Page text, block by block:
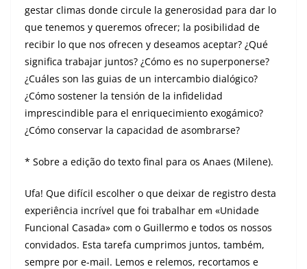
gestar climas donde circule la generosidad para dar lo
que tenemos y queremos ofrecer; la posibilidad de
recibir lo que nos ofrecen y deseamos aceptar? ¿Qué
significa trabajar juntos? ¿Cómo es no superponerse?
¿Cuáles son las guias de un intercambio dialógico?
¿Cómo sostener la tensión de la infidelidad
imprescindible para el enriquecimiento exogámico?
¿Cómo conservar la capacidad de asombrarse?
* Sobre a edição do texto final para os Anaes (Milene).
Ufa! Que difícil escolher o que deixar de registro desta
experiência incrível que foi trabalhar em «Unidade
Funcional Casada» com o Guillermo e todos os nossos
convidados. Esta tarefa cumprimos juntos, também,
sempre por e-mail. Lemos e relemos, recortamos e